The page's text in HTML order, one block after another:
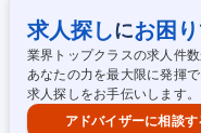
月の濃密なカリキュラムを
ことができます。◆研修後も
課のメンバーがアフターフ
ォローを行いますので安心して就業できます
ジニア】入社時研修3ヶ月!!
求人探しにお困り
業界トップクラスの求人件数
あなたの力を最大限に発揮
求人探しをお手伝いします。
アドバイザーに相談す